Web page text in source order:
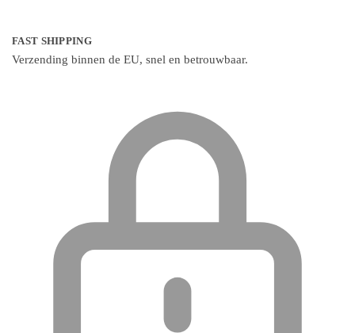
FAST SHIPPING
Verzending binnen de EU, snel en betrouwbaar.